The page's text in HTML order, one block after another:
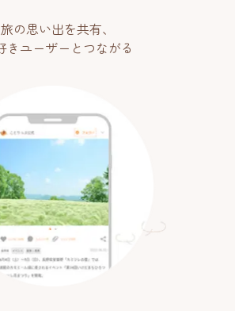
旅の思い出を共有、
きユーザーとつながる